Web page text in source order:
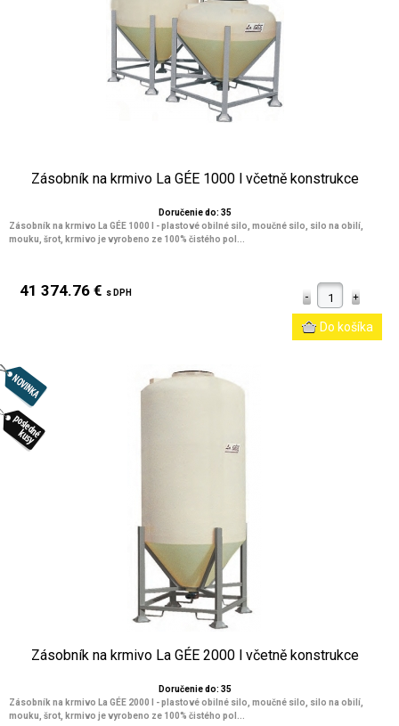
Zásobník na krmivo La GÉE 1000 l včetně konstrukce
Doručenie do: 35
Zásobník na krmivo La GÉE 1000 l - plastové obilné silo, moučné silo, silo na obilí,
mouku, šrot, krmivo je vyrobeno ze 100% čistého pol...
41 374.76 € s DPH
Zásobník na krmivo La GÉE 2000 l včetně konstrukce
Doručenie do: 35
Zásobník na krmivo La GÉE 2000 l - plastové obilné silo, moučné silo, silo na obilí,
mouku, šrot, krmivo je vyrobeno ze 100% čistého pol...